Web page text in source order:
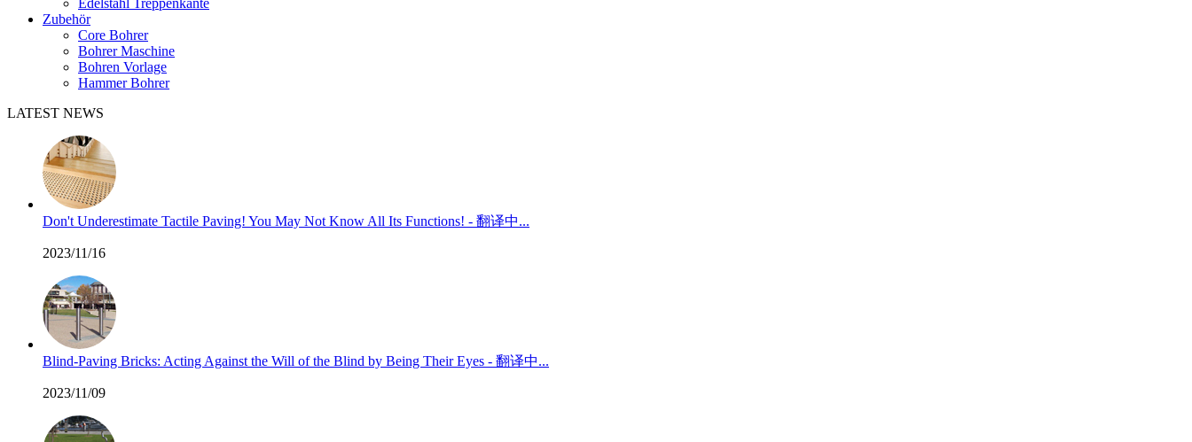
Edelstahl Treppenkante
Zubehör
Core Bohrer
Bohrer Maschine
Bohren Vorlage
Hammer Bohrer
LATEST NEWS
Don't Underestimate Tactile Paving! You May Not Know All Its Functions! - 翻译中...
2023/11/16
Blind-Paving Bricks: Acting Against the Will of the Blind by Being Their Eyes - 翻译中...
2023/11/09